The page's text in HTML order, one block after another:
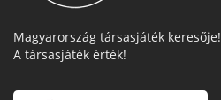
Magyarország társasjáték keresője!
A társasjáték érték!